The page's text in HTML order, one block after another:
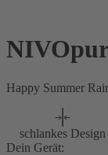
Happy Summer
schlankes Design
Dein Gerät: